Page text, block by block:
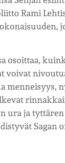
Rami
osoittaa,
voivat
menneisyys,
ura ja tyttären
Sagan